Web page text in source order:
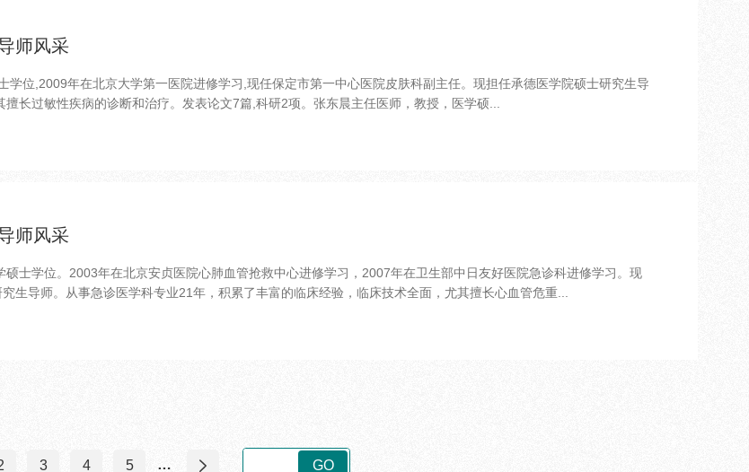
师风采
位,2009年在北京大学第一医院进修学习,现任保定市第一中心医院皮肤科副主任。现担任承德医学院硕士研究生导
长过敏性疾病的诊断和治疗。发表论文7篇,科研2项。张东晨主任医师，教授，医学硕...
师风采
士学位。2003年在北京安贞医院心肺血管抢救中心进修学习，2007年在卫生部中日友好医院急诊科进修学习。现
生导师。从事急诊医学科专业21年，积累了丰富的临床经验，临床技术全面，尤其擅长心血管危重...
3 4 5 … GO